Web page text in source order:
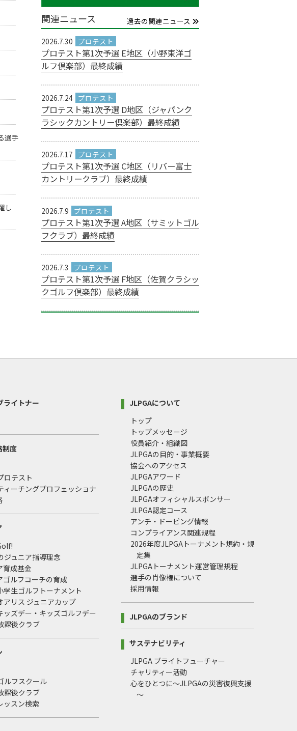
選手
し
関連ニュース
過去の関連ニュース
2026.7.30
プロテスト第1次予選 E地区（小野東洋ゴ
ルフ倶楽部）最終成績
2026.7.24
プロテスト第1次予選 D地区（ジャパンク
ラシックカントリー倶楽部）最終成績
2026.7.17
プロテスト第1次予選 C地区（リバー富士
カントリークラブ）最終成績
2026.7.9
プロテスト第1次予選 A地区（サミットゴル
フクラブ）最終成績
2026.7.3
プロテスト第1次予選 F地区（佐賀クラシッ
クゴルフ倶楽部）最終成績
ライトナー
制度
ロテスト
ィーチングプロフェッショナ
ジュニア指導理念
育成基金
ゴルフコーチの育成
学生ゴルフトーナメント
アリス ジュニアカップ
ッズデー・キッズゴルフデー
課後クラブ
ルフスクール
課後クラブ
ッスン検索
JLPGAについて
トップ
トップメッセージ
役員紹介・組織図
JLPGAの目的・事業概要
協会へのアクセス
JLPGAアワード
JLPGAの歴史
JLPGAオフィシャルスポンサー
JLPGA認定コース
アンチ・ドーピング情報
コンプライアンス関連規程
2026年度JLPGAトーナメント規約・規
定集
JLPGAトーナメント運営管理規程
選手の肖像権について
採用情報
JLPGAのブランド
サステナビリティ
JLPGA ブライトフューチャー
チャリティー活動
心をひとつに～JLPGAの災害復興支援
～